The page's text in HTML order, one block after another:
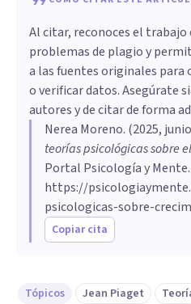
Al citar, reconoces el
problemas de plagio y
a las fuentes originales
o verificar datos. Asegúrate
autores y de citar de forma
Nerea Moreno. (2025,
teorías psicológicas sobre
Portal Psicología y Mente.
https://
psicologicas-sobre-
Copiar cita
Tópicos Jean Piaget